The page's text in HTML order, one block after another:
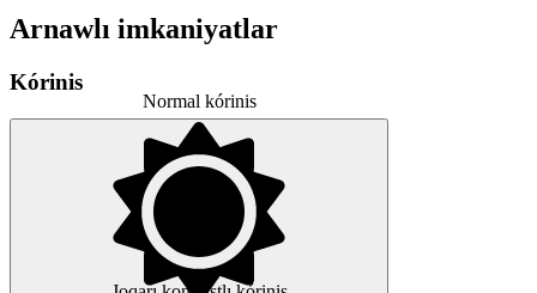
Arnawlı imkaniyatlar
Kórinis
Normal kórinis